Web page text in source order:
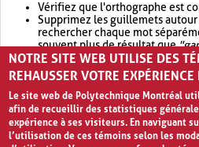
Vérifiez que l'orthographe est
Supprimez les guillemets
rechercher chaque mot
souvent plus de résultat que
Envisagez d'élargir votre
retournera souvent plus de
NOTRE SITE WEB UTILISE DES
REHAUSSER VOTRE
Le site web de Polytechnique Montréal
afin de recueillir des statistiques
expérience à ses visiteurs. En naviguant
l’utilisation de ces témoins selon les